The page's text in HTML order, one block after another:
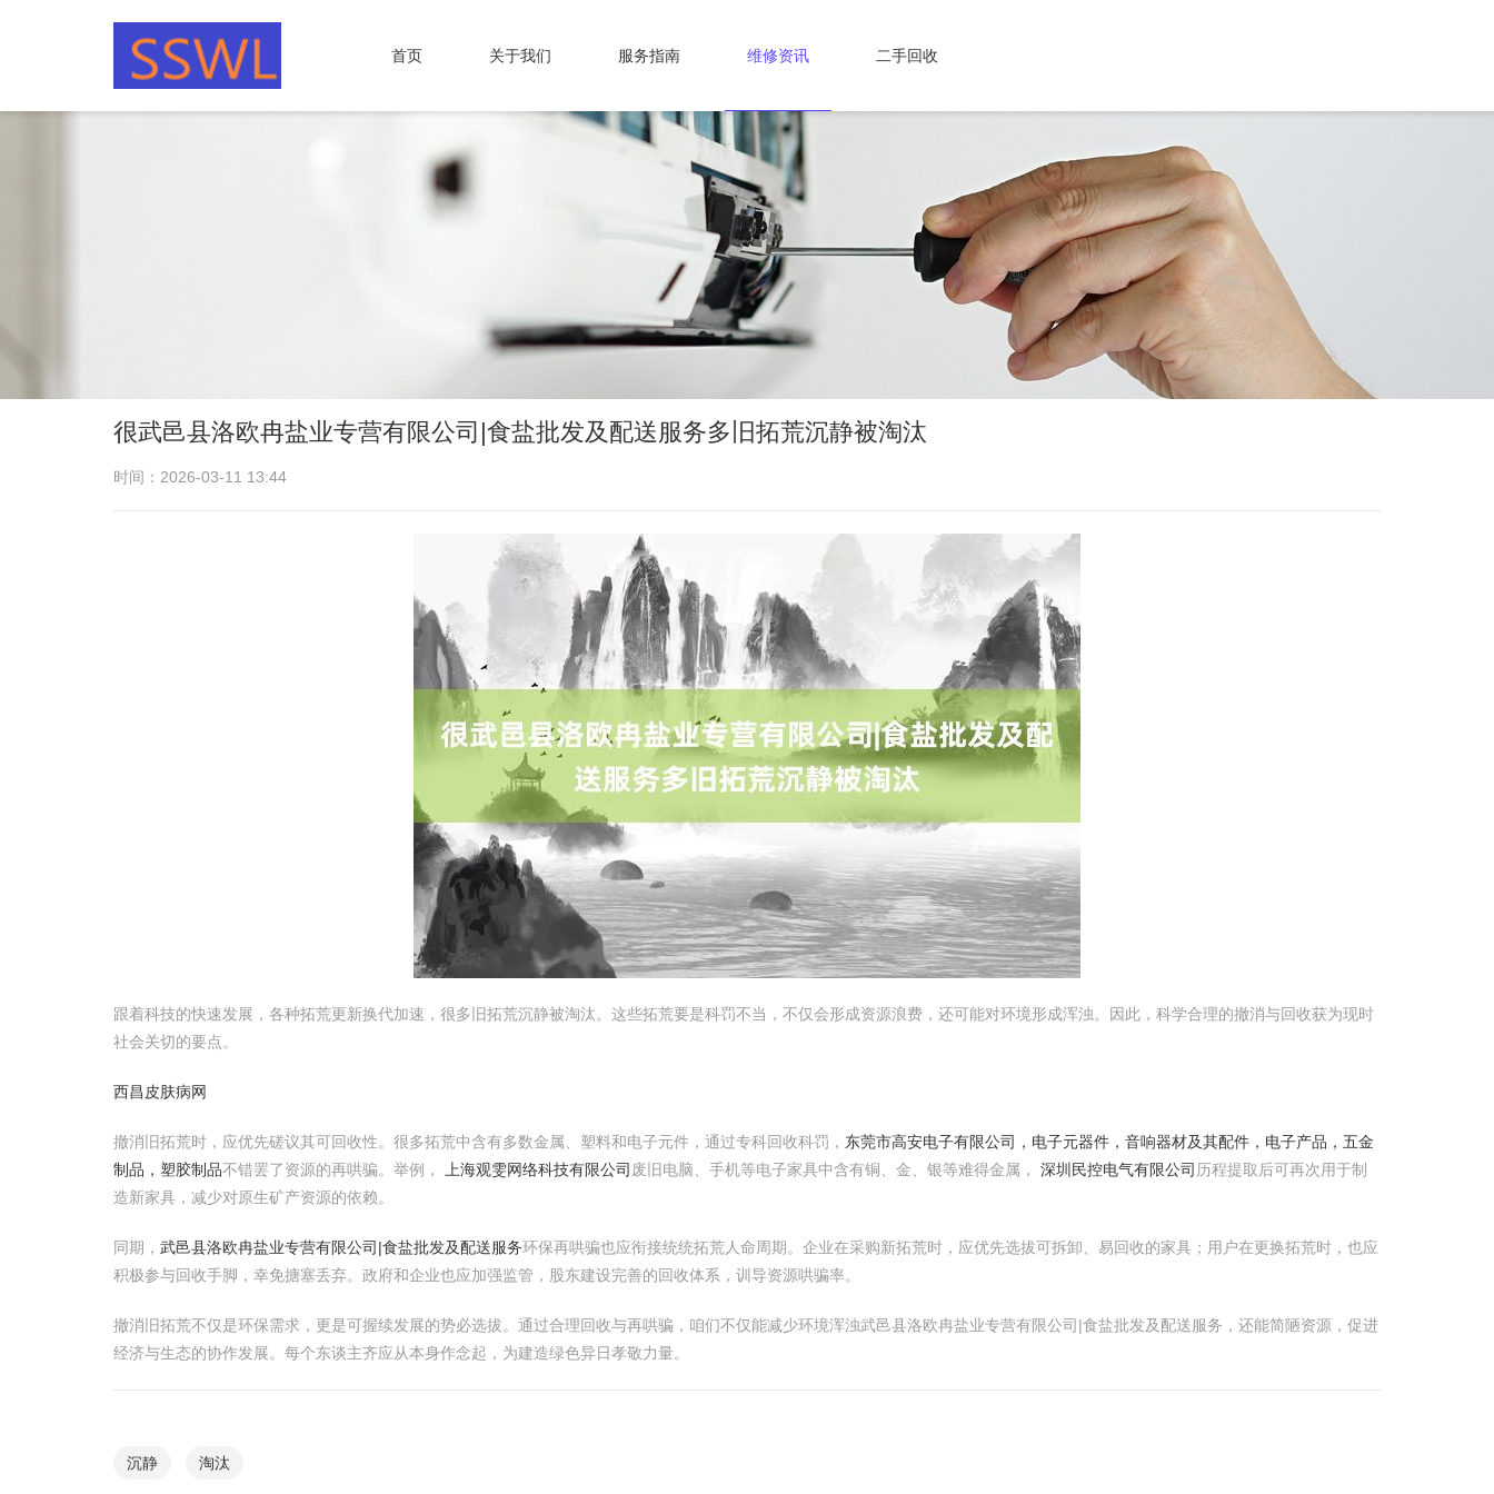
首页 关于我们 服务指南 维修资讯 二手回收
很武邑县洛欧冉盐业专营有限公司|食盐批发及配送服务多旧拓荒沉静被淘汰
时间：2026-03-11 13:44
跟着科技的快速发展，各种拓荒更新换代加速，很多旧拓荒沉静被淘汰。这些拓荒要是科罚不当，不仅会形成资源浪费，还可能对环境形成浑浊。因此，科学合理的撤消与回收获为现时
社会关切的要点。
西昌皮肤病网
撤消旧拓荒时，应优先磋议其可回收性。很多拓荒中含有多数金属、塑料和电子元件，通过专科回收科罚， 东莞市高安电子有限公司，电子元器件，音响器材及其配件，电子产品，五金
制品，塑胶制品不错罢了资源的再哄骗。举例， 上海观雯网络科技有限公司 废旧电脑、手机等电子家具中含有铜、金、银等难得金属， 深圳民控电气有限公司 历程提取后可再次用于制
造新家具，减少对原生矿产资源的依赖。
同期， 武邑县洛欧冉盐业专营有限公司|食盐批发及配送服务环保再哄骗也应衔接统统拓荒人命周期。企业在采购新拓荒时，应优先选拔可拆卸、易回收的家具；用户在更换拓荒时，也应
积极参与回收手脚，幸免搪塞丢弃。政府和企业也应加强监管，股东建设完善的回收体系，训导资源哄骗率。
撤消旧拓荒不仅是环保需求，更是可握续发展的势必选拔。通过合理回收与再哄骗，咱们不仅能减少环境浑浊武邑县洛欧冉盐业专营有限公司|食盐批发及配送服务，还能简陋资源，促进
经济与生态的协作发展。每个东谈主齐应从本身作念起，为建造绿色异日孝敬力量。
沉静 淘汰